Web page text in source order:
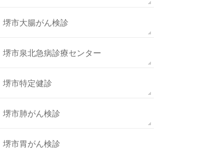
堺市大腸がん検診
堺市泉北急病診療センター
堺市特定健診
堺市肺がん検診
堺市胃がん検診